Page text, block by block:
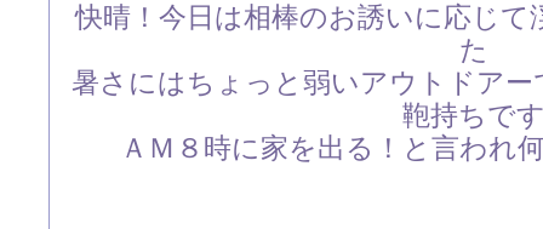
快晴！今日は相棒のお誘いに応じ
た
暑さにはちょっと弱いアウトドア
鞄持ちで
ＡＭ８時に家を出る！と言われ